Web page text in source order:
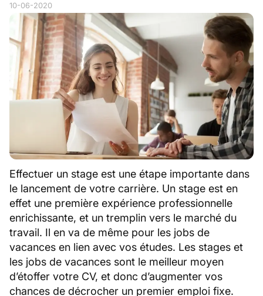
10-06-2020
Effectuer un stage est une étape importante dans
le lancement de votre carrière. Un stage est en
effet une première expérience professionnelle
enrichissante, et un tremplin vers le marché du
travail. Il en va de même pour les jobs de
vacances en lien avec vos études. Les stages et
les jobs de vacances sont le meilleur moyen
d’étoffer votre CV, et donc d’augmenter vos
chances de décrocher un premier emploi fixe.